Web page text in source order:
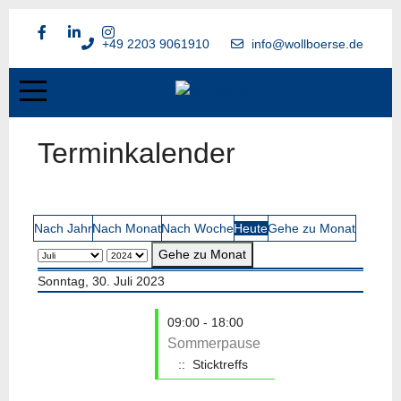
+49 2203 9061910 info@wollboerse.de
Terminkalender
Nach JahrNach MonatNach WocheHeuteGehe zu Monat
Gehe zu Monat
Sonntag, 30. Juli 2023
09:00 - 18:00
Sommerpause
:: Sticktreffs